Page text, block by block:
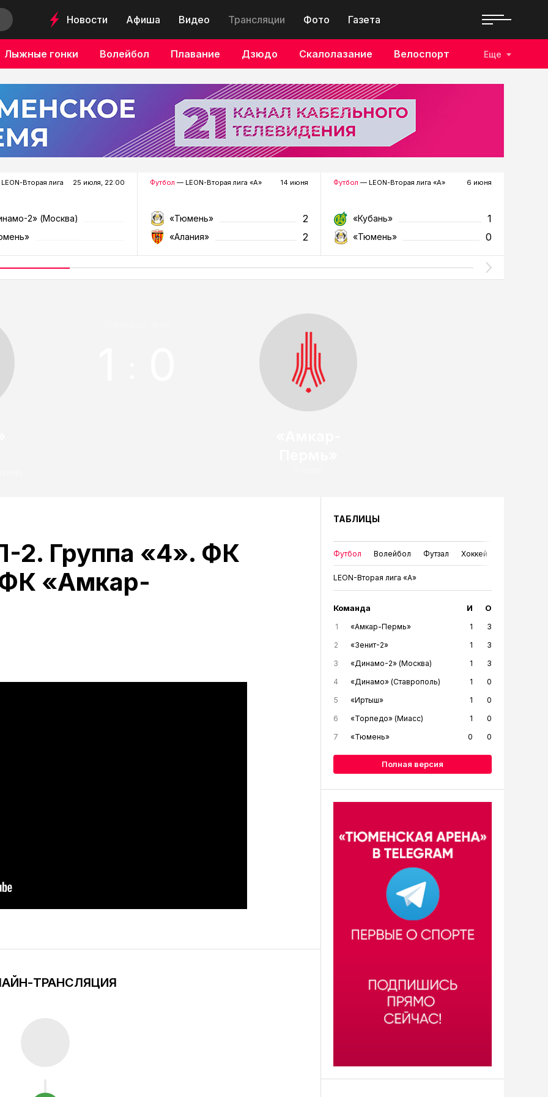
Новости Афиша Видео Трансляции Фото Газета
Лыжные гонки Волейбол Плавание Дзюдо Скалолазание Велоспорт Еще
Вторая лига 25 июля, 22:00
2» (Москва)
Футбол — LEON-Вторая лига «А» 14 июня
«Тюмень» 2
«Алания» 2
Футбол — LEON-Вторая лига «А» 6 июня
«Кубань» 1
«Тюмень» 0
2. Группа «4». ФК
«Амкар-
ТРАНСЛЯЦИЯ
ТАБЛИЦЫ
Футбол Волейбол Футзал Хоккей
LEON-Вторая лига «А»
Команда И О
1 «Амкар-Пермь» 1
3
2
«Зенит-2» 1
3
3
«Динамо-2» (Москва) 1
3
4
«Динамо» (Ставрополь) 1
0
5
«Иртыш» 1
0
6
«Торпедо» (Миасс) 1
0
7
«Тюмень» 0 0
Полная версия